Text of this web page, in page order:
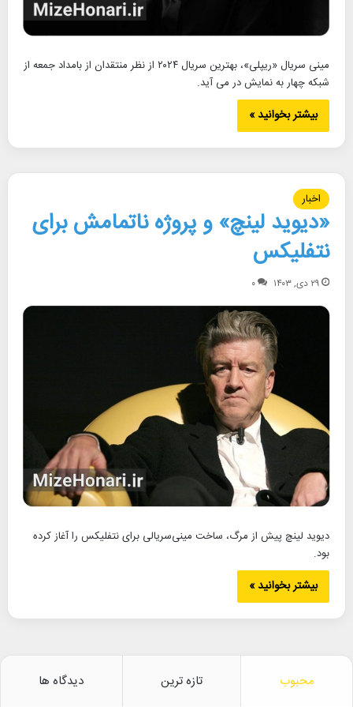
مینی سریال «ریپلی»، بهترین سریال ۲۰۲۴ از نظر منتقدان از بامداد جمعه از
شبکه چهار به نمایش در می آید.
بیشتر بخوانید »
اخبار
«دیوید لینچ» و پروژه ناتمامش برای
نتفلیکس
۲۹ دی, ۱۴۰۳ ۰
دیوید لینچ پیش از مرگ، ساخت مینی‌سریالی برای نتفلیکس را آغاز کرده
بود.
بیشتر بخوانید »
محبوب تازه ترین دیدگاه ها